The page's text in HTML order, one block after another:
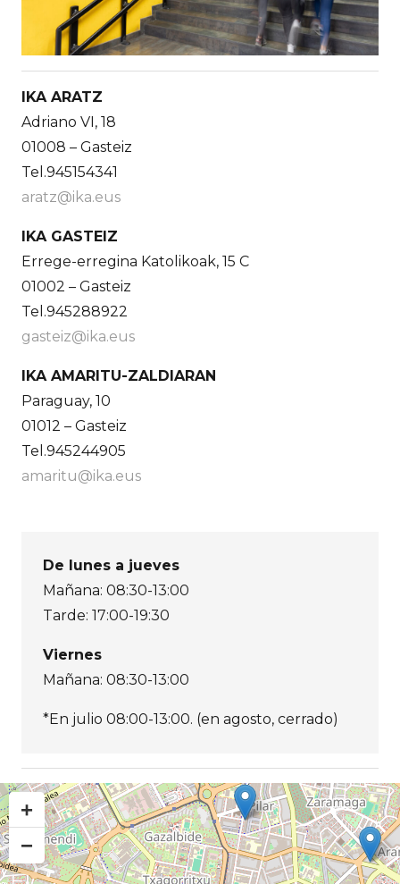
IKA ARATZ
Adriano VI, 18
01008 – Gasteiz
Tel.945154341
aratz@ika.eus
IKA GASTEIZ
Errege-erregina Katolikoak, 15 C
01002 – Gasteiz
Tel.945288922
gasteiz@ika.eus
IKA AMARITU-ZALDIARAN
Paraguay, 10
01012 – Gasteiz
Tel.945244905
amaritu@ika.eus
De lunes a jueves
Mañana: 08:30-13:00
Tarde: 17:00-19:30
Viernes
Mañana: 08:30-13:00
*En julio 08:00-13:00. (en agosto, cerrado)
+
−